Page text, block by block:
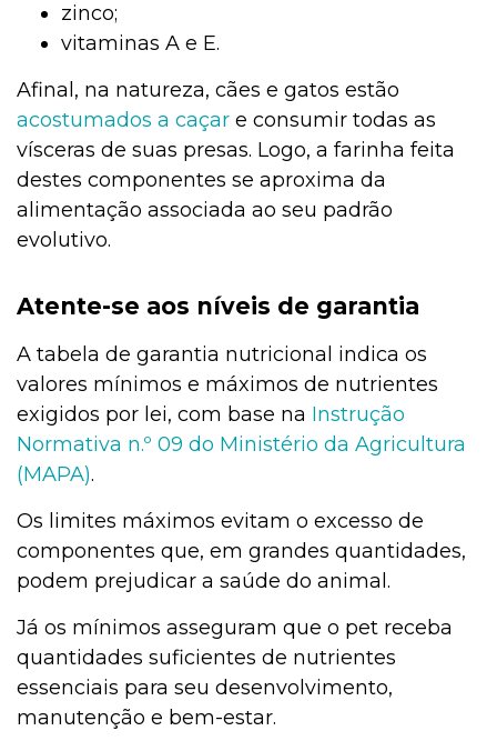
zinco;
vitaminas A e E.
Afinal, na natureza, cães e gatos estão
acostumados a caçar e consumir todas as
vísceras de suas presas. Logo, a farinha feita
destes componentes se aproxima da
alimentação associada ao seu padrão
evolutivo.
Atente-se aos níveis de garantia
A tabela de garantia nutricional indica os
valores mínimos e máximos de nutrientes
exigidos por lei, com base na Instrução
Normativa n.º 09 do Ministério da Agricultura
(MAPA).
Os limites máximos evitam o excesso de
componentes que, em grandes quantidades,
podem prejudicar a saúde do animal.
Já os mínimos asseguram que o pet receba
quantidades suficientes de nutrientes
essenciais para seu desenvolvimento,
manutenção e bem-estar.